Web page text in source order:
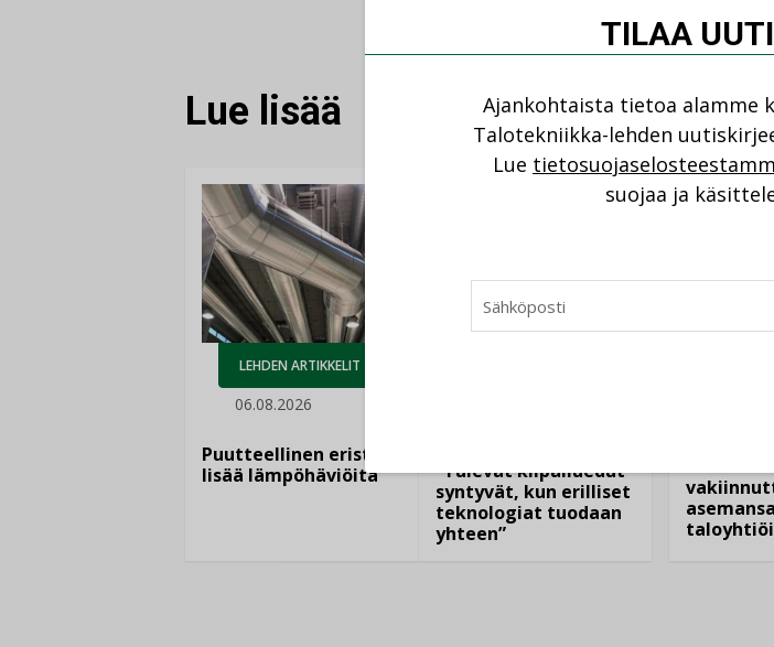
Lue lisää
LEHDEN ARTIKKELIT
06.08.2026
Puutteellinen eristys
lisää lämpöhäviöitä
”Tulevat kilpailuedut
syntyvät, kun erilliset
teknologiat tuodaan
yhteen”
asemansa
TILAA
Ajankohtaista tietoa alamme
Talotekniikka-lehden
Lue
suojaa ja